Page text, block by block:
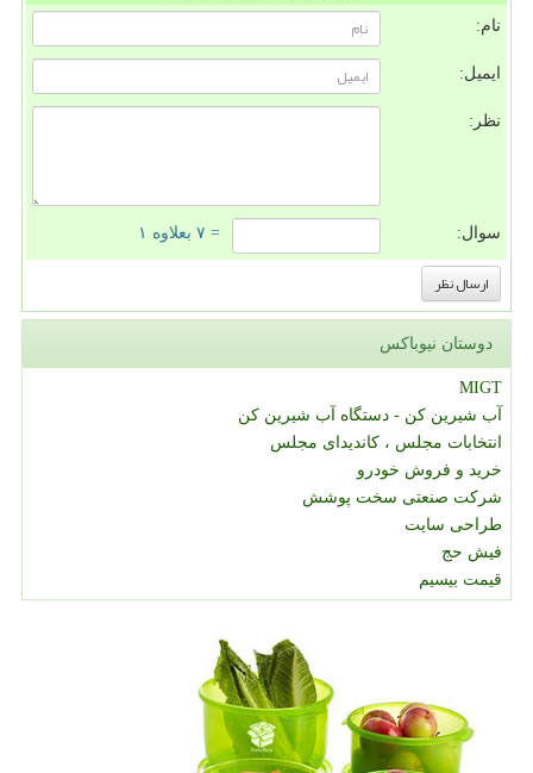
نام:
ایمیل:
نظر:
سوال: = ۷ بعلاوه ۱
دوستان نیوباکس
MIGT
آب شیرین کن - دستگاه آب شیرین کن
انتخابات مجلس ، کاندیدای مجلس
خرید و فروش خودرو
شرکت صنعتی سخت پوشش
طراحی سایت
فیش حج
قیمت بیسیم